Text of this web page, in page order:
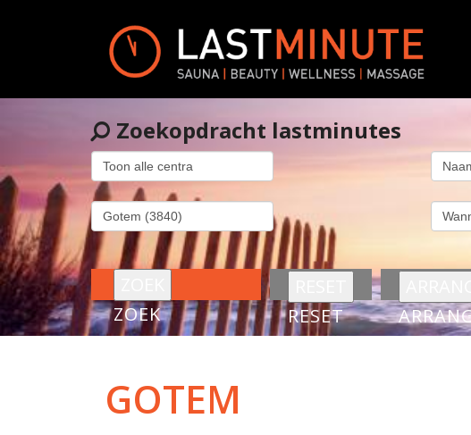
Zoekopdracht lastminutes
ZOEK RESET
GOTEM